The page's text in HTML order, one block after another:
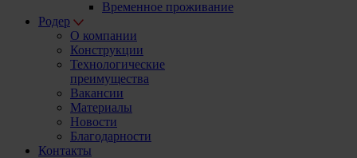
Временное проживание
Родер
О компании
Конструкции
Технологические
преимущества
Вакансии
Материалы
Новости
Благодарности
Контакты